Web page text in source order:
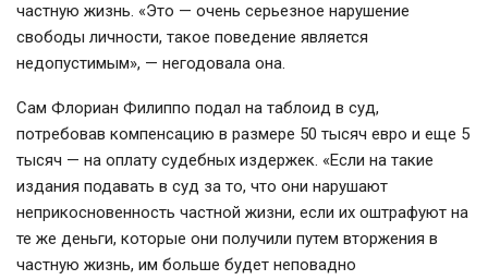
частную жизнь. «Это — очень серьезное нарушение
свободы личности, такое поведение является
недопустимым», — негодовала она.
Сам Флориан Филиппо подал на таблоид в суд,
потребовав компенсацию в размере 50 тысяч евро и еще 5
тысяч — на оплату судебных издержек. «Если на такие
издания подавать в суд за то, что они нарушают
неприкосновенность частной жизни, если их оштрафуют на
те же деньги, которые они получили путем вторжения в
частную жизнь, им больше будет неповадно